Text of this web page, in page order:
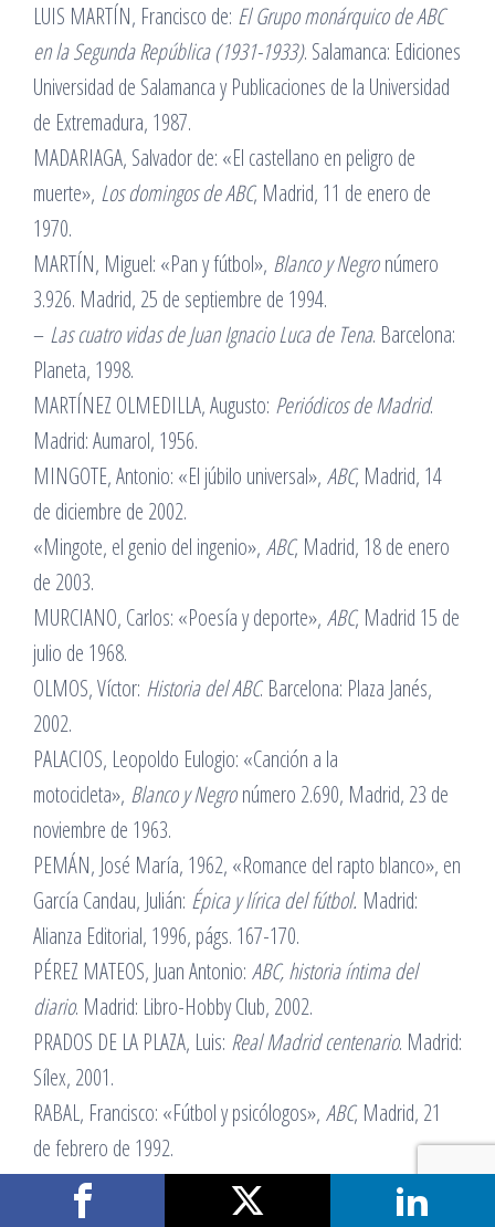
LUIS MARTÍN, Francisco de: El Grupo monárquico de ABC
en la Segunda República (1931-1933). Salamanca: Ediciones
Universidad de Salamanca y Publicaciones de la Universidad
de Extremadura, 1987.
MADARIAGA, Salvador de: «El castellano en peligro de
muerte», Los domingos de ABC, Madrid, 11 de enero de
1970.
MARTÍN, Miguel: «Pan y fútbol», Blanco y Negronúmero
3.926. Madrid, 25 de septiembre de 1994.
– Las cuatro vidas de Juan Ignacio Luca de Tena. Barcelona:
Planeta, 1998.
MARTÍNEZ OLMEDILLA, Augusto: Periódicos de Madrid.
Madrid: Aumarol, 1956.
MINGOTE, Antonio: «El júbilo universal», ABC, Madrid, 14
de diciembre de 2002.
«Mingote, el genio del ingenio», ABC, Madrid, 18 de enero
de 2003.
MURCIANO, Carlos: «Poesía y deporte», ABC, Madrid 15 de
julio de 1968.
OLMOS, Víctor: Historia del ABC. Barcelona: Plaza Janés,
2002.
PALACIOS, Leopoldo Eulogio: «Canción a la
motocicleta», Blanco y Negronúmero 2.690, Madrid, 23 de
noviembre de 1963.
PEMÁN, José María, 1962, «Romance del rapto blanco», en
García Candau, Julián: Épica y lírica del fútbol. Madrid:
Alianza Editorial, 1996, págs. 167-170.
PÉREZ MATEOS, Juan Antonio: ABC, historia íntima del
diario. Madrid: Libro-Hobby Club, 2002.
PRADOS DE LA PLAZA, Luis: Real Madrid centenario. Madrid:
Sílex, 2001.
RABAL, Francisco: «Fútbol y psicólogos», ABC, Madrid, 21
de febrero de 1992.
– «Fútbol»,ABC, Madrid, 22 de julio de 1994.
RODRÍGUEZ ADRADOS, Francisco: «La cultura y los nuevos